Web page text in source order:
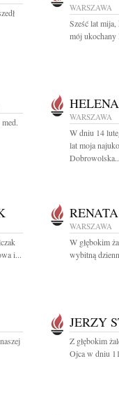
WARSZAWA
Sześć lat
mój ukochany
WARSZAWA
W dniu 14
lat moja
i...
WARSZAWA
W głębokim
wybitną
JERZY
Z głębokim
Ojca w dniu